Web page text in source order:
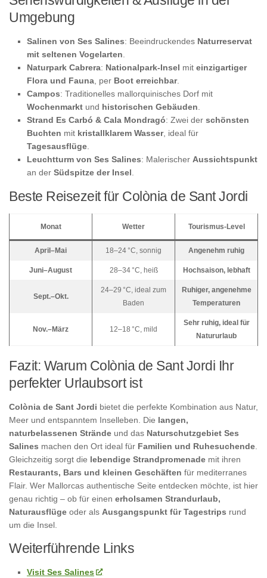
Umgebung
Salinen von Ses Salines: Beeindruckendes Naturreservat
mit seltenen Vogelarten.
Naturpark Cabrera: Nationalpark-Insel mit einzigartiger
Flora und Fauna, per Boot erreichbar.
Campos: Traditionelles mallorquinisches Dorf mit
Wochenmarkt und historischen Gebäuden.
Strand Es Carbó & Cala Mondragó: Zwei der schönsten
Buchten mit kristallklarem Wasser, ideal für
Tagesausflüge.
Leuchtturm von Ses Salines: Malerischer Aussichtspunkt
an der Südspitze der Insel.
Beste Reisezeit für Colònia de Sant Jordi
Monat Wetter Tourismus-Level
April–Mai 18–24 °C, sonnig Angenehm ruhig
Juni–August 28–34 °C, heiß Hochsaison, lebhaft
Sept.–Okt.
24–29 °C, ideal zum
Baden
Ruhiger, angenehme
Temperaturen
Nov.–März 12–18 °C, mild
Sehr ruhig, ideal für
Natururlaub
Fazit: Warum Colònia de Sant Jordi Ihr
perfekter Urlaubsort ist
Colònia de Sant Jordi bietet die perfekte Kombination aus Natur,
Meer und entspanntem Inselleben. Die langen,
naturbelassenen Strände und das Naturschutzgebiet Ses
Salines machen den Ort ideal für Familien und Ruhesuchende
Gleichzeitig sorgt die lebendige Strandpromenade mit ihren
Restaurants, Bars und kleinen Geschäften für mediterranes
Flair. Wer Mallorcas authentische Seite entdecken möchte, ist hier
genau richtig – ob für einen erholsamen Strandurlaub,
Naturausflüge oder als Ausgangspunkt für Tagestrips rund
um die Insel.
Weiterführende Links
Visit Ses Salines